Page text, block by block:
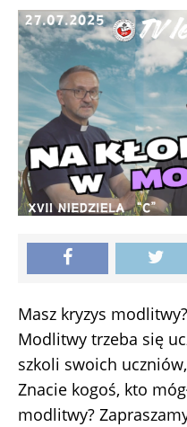
Masz kryzys
Modlitwy trzeba się
szkoli swoich
Znacie kogoś, kto
modlitwy?